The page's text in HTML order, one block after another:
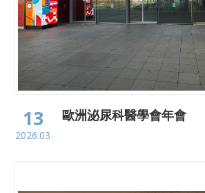
13
2026.03
歐洲泌尿科醫學會年會